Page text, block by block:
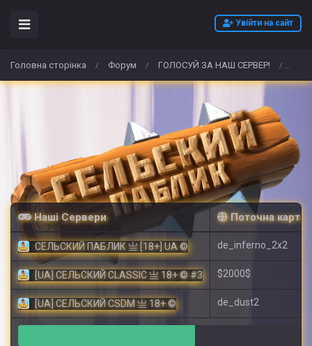
Увійти на сайт
Головна сторінка / Форум / ГОЛОСУЙ ЗА НАШ СЕРВЕР! /
Наші Сервери Поточна карта
СЕЛЬСКИЙ ПАБЛИК 亗 [18+] UA © de_inferno_2x2
[UA] СЕЛЬСКИЙ CLASSIC 亗 18+ © #3 $2000$
[UA] СЕЛЬСКИЙ CSDM 亗 18+ © de_dust2